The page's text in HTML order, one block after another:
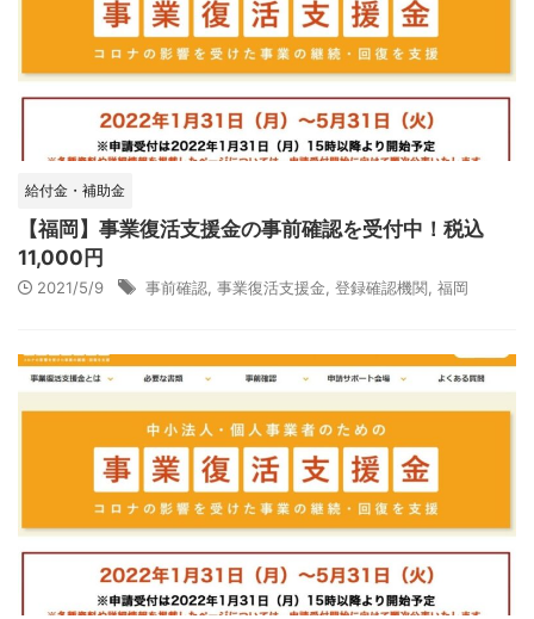
給付金・補助金
【福岡】事業復活支援金の事前確認を受付中！税込
11,000円
2021/5/9 事前確認 事業復活支援金 登録確認機関 福岡